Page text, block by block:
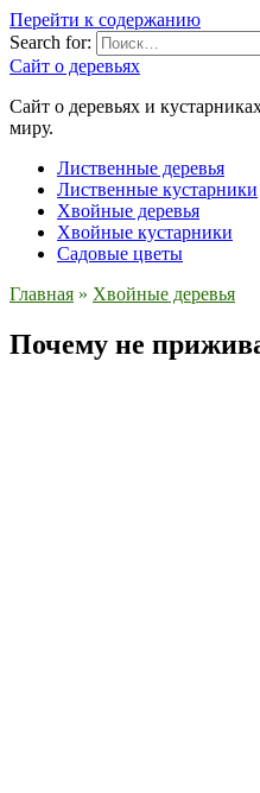
Перейти к содержанию
Search for:
Сайт о деревьях
Сайт о деревьях и
миру.
Лиственные деревья
Лиственные кустарники
Хвойные деревья
Хвойные кустарники
Садовые цветы
Главная » Хвойные деревья
Почему не